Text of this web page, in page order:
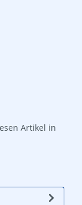
Artikel in